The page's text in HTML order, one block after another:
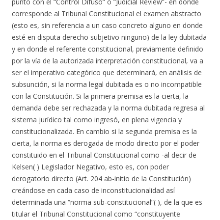
corresponde al Tribunal Constitucional el examen abstracto
(esto es, sin referencia a un caso concreto alguno en donde
esté en disputa derecho subjetivo ninguno) de la ley dubitada
y en donde el referente constitucional, previamente definido
por la vía de la autorizada interpretación constitucional, va a
ser el imperativo categórico que determinará, en análisis de
subsunción, si la norma legal dubitada es o no incompatible
con la Constitución. Si la primera premisa es la cierta, la
demanda debe ser rechazada y la norma dubitada regresa al
sistema jurídico tal como ingresó, en plena vigencia y
constitucionalizada. En cambio si la segunda premisa es la
cierta, la norma es derogada de modo directo por el poder
constituido en el Tribunal Constitucional como -al decir de
Kelsen( ) Legislador Negativo, esto es, con poder
derogatorio directo (Art. 204 ab-initio de la Constitución)
creándose en cada caso de inconstitucionalidad así
determinada una “norma sub-constitucional”( ), de la que es
titular el Tribunal Constitucional como “constituyente